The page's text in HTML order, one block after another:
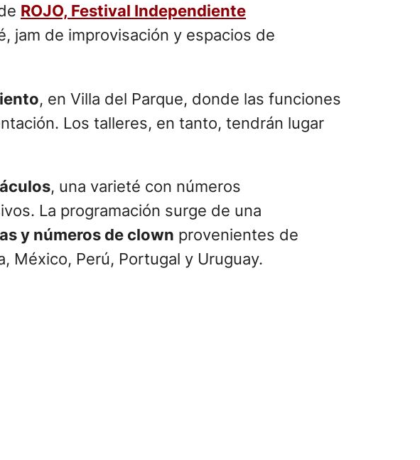
ROJO, Festival Independiente
jam de improvisación y espacios de
, en Villa del Parque, donde las funciones
Los talleres, en tanto, tendrán lugar
, una varieté con números
La programación surge de una
y números de clown provenientes de
México, Perú, Portugal y Uruguay.